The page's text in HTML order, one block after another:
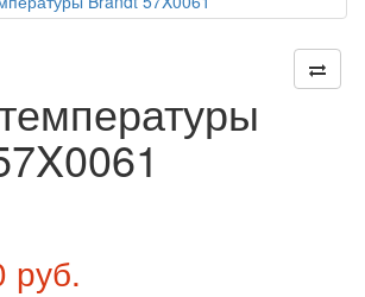
руб.